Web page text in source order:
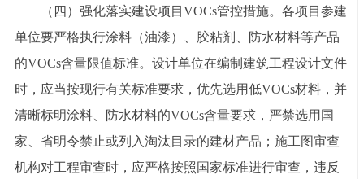
（四）强化落实建设项目 VOCs管控措施。各项目参建
单位要严格执行涂料（油漆）、胶粘剂、防水材料等产品
的VOCs含量限值标准。设计单位在编制建筑工程设计文件
时，应当按现行有关标准要求，优先选用低VOCs材料，并
清晰标明涂料、防水材料的VOCs含量要求，严禁选用国
家、省明令禁止或列入淘汰目录的建材产品；施工图审查
机构对工程审查时，应严格按照国家标准进行审查，违反